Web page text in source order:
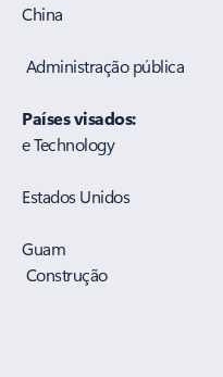
China
Administração pública
Países visados:
e
Estados